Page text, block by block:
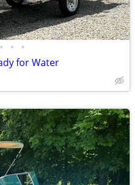
• • •
for Water